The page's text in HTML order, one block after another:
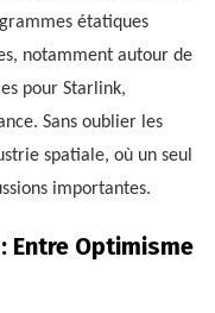
étatiques
notamment autour de
pour Starlink,
Sans oublier les
spatiale, où un seul
importantes.
Entre Optimisme